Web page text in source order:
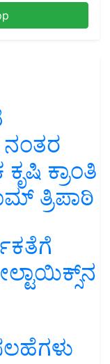
ಕ್ರಾಂತಿ
ತ್ರಿಪಾಠಿ